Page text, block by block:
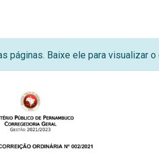
páginas. Baixe ele para visualizar